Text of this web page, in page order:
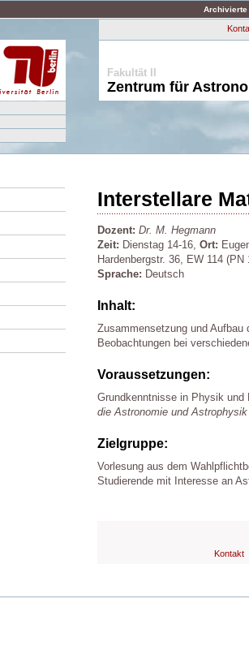
Archivierte
Fakultät II
Zentrum für
Interstellare
Dozent: Dr. M. Hegmann
Zeit: Dienstag 14-16, Ort:
Hardenbergstr. 36, EW 114 (PN
Sprache: Deutsch
Inhalt:
Zusammensetzung und Aufbau
Beobachtungen bei
Voraussetzungen:
Grundkenntnisse in Physik
die Astronomie und Astrophysik
Zielgruppe:
Vorlesung aus dem
Studierende mit Interesse an
Kontakt